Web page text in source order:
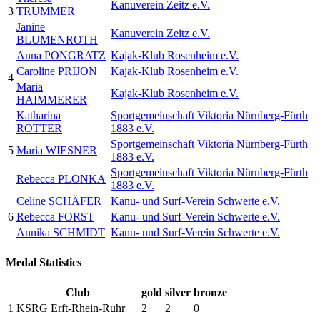
3 TRUMMER
Kanuverein Zeitz e.V.
Janine
BLUMENROTH
Kanuverein Zeitz e.V.
4
Anna PONGRATZ Kajak-Klub Rosenheim e.V.
Caroline PRIJON
Kajak-Klub Rosenheim e.V.
Maria
HAIMMERER
Kajak-Klub Rosenheim e.V.
5
Katharina
ROTTER
Sportgemeinschaft Viktoria Nürnberg-Fürth
1883 e.V.
Maria WIESNER
Sportgemeinschaft Viktoria Nürnberg-Fürth
1883 e.V.
Rebecca PLONKA
Sportgemeinschaft Viktoria Nürnberg-Fürth
1883 e.V.
6
Celine SCHÄFER
Kanu- und Surf-Verein Schwerte e.V.
Rebecca FORST
Kanu- und Surf-Verein Schwerte e.V.
Annika SCHMIDT Kanu- und Surf-Verein Schwerte e.V.
Medal Statistics
Club gold silver bronze
1 KSRG Erft-Rhein-Ruhr 2 2
0